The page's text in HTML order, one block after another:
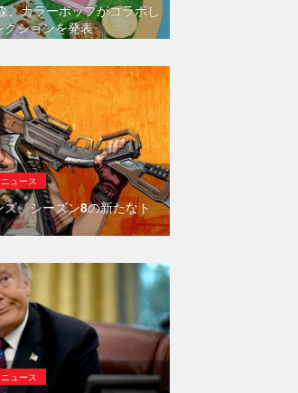
、カラーポップがコラボし
ションを発表
ニュース
、シーズン8の新たなト
ニュース